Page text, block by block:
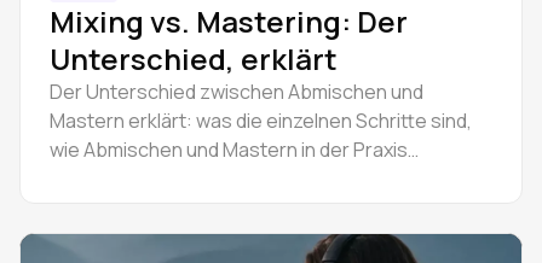
Mixing vs. Mastering: Der
Unterschied, erklärt
Der Unterschied zwischen Abmischen und
Mastern erklärt: was die einzelnen Schritte sind,
wie Abmischen und Mastern in der Praxis